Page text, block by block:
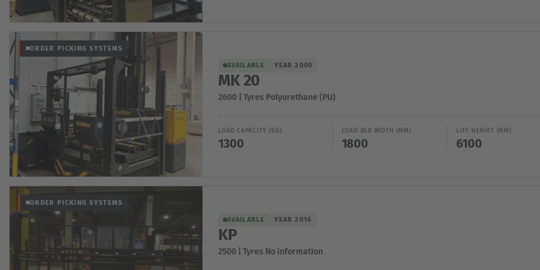
ORDER PICKING SYSTEMS
AVAILABLE YEAR 2000
MK 20
2600 | Tyres Polyurethane (PU)
LOAD CAPACITY (KG)
1300
LOAD BED WIDTH (MM)
1800
LIFT HEIGHT (MM)
6100
ORDER PICKING SYSTEMS
AVAILABLE YEAR 2016
KP
2500 | Tyres No information